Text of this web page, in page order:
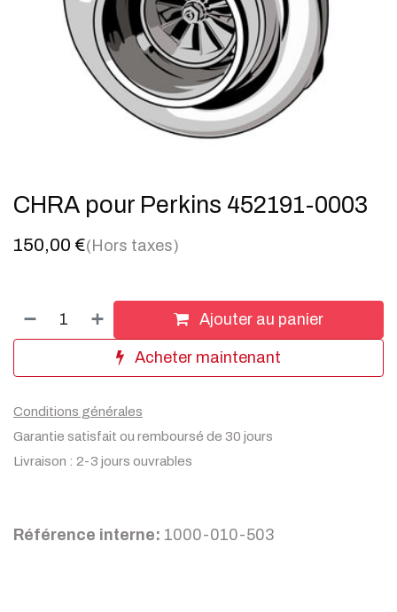
CHRA pour Perkins 452191-0003
150,00 €(Hors taxes)
Ajouter au panier
Acheter maintenant
Conditions générales
Garantie satisfait ou remboursé de 30 jours
Livraison : 2-3 jours ouvrables
Référence interne: 1000-010-503